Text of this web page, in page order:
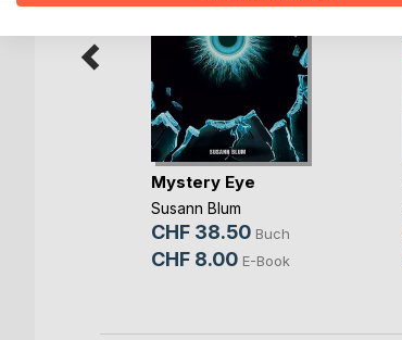
Mystery Eye
Susann Blum
CHF 38.50 Buch
CHF 8.00 E-Book